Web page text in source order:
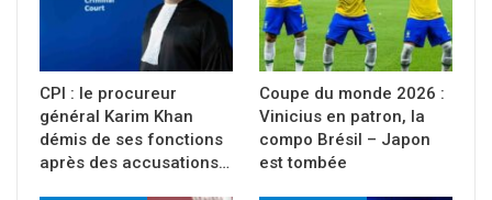
CPI : le procureur
général Karim Khan
démis de ses fonctions
après des accusations…
Coupe du monde 2026 :
Vinicius en patron, la
compo Brésil – Japon
est tombée